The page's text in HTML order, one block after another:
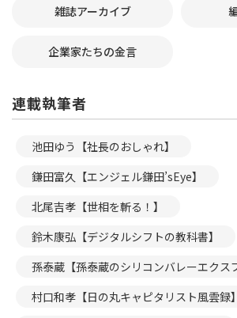
雑誌アーカイブ
企業家たちの金言
連載執筆者
池田ゆう【社長のおしゃれ】
鎌田富久【エンジェル鎌田’sEye】
北尾吉孝【世相を斬る！】
鈴木康弘【デジタルシフトの教科書】
孫泰蔵【孫泰蔵のシリコンバレーエクス
村口和孝【日の丸キャピタリスト風雲録】